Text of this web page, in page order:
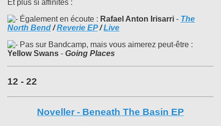
Et plus si affinités :
Également en écoute : Rafael Anton Irisarri - The
North Bend /Reverie EP/Live
Pas sur Bandcamp, mais vous aimerez peut-être :
Yellow Swans - Going Places
12 - 22
Noveller - Beneath The Basin EP